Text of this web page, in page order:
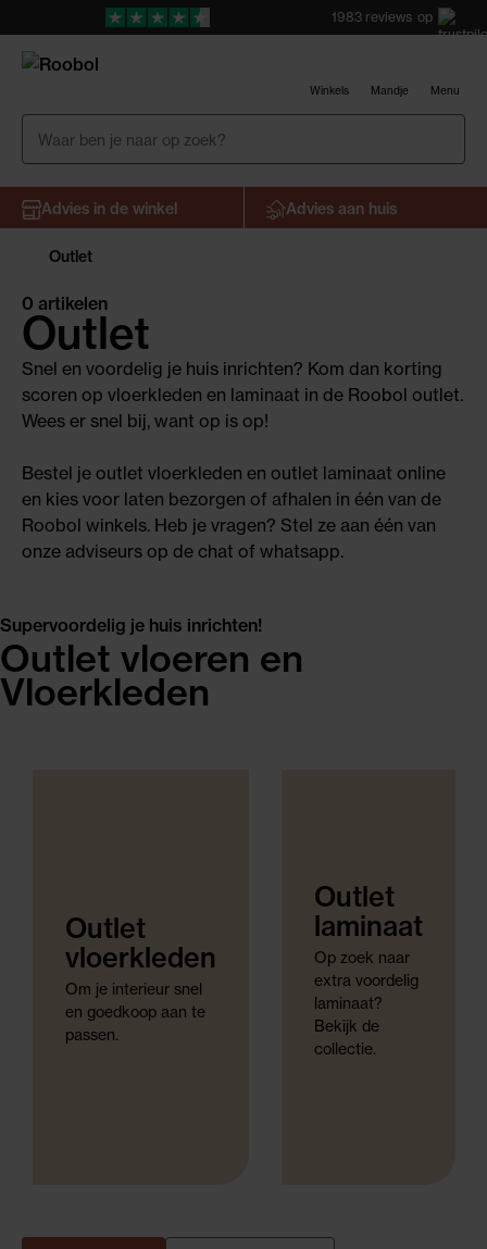
1983 reviews op
Winkels Mandje Menu
Advies in de winkel Advies aan huis
Outlet
Outlet
0 artikelen
Snel en voordelig je huis inrichten? Kom dan korting
scoren op vloerkleden en laminaat in de Roobol outlet.
Wees er snel bij, want op is op!
Bestel je outlet vloerkleden en outlet laminaat online
en kies voor laten bezorgen of afhalen in één van de
Roobol winkels. Heb je vragen? Stel ze aan één van
onze adviseurs op de chat of whatsapp.
Supervoordelig je huis inrichten!
Outlet vloeren en
Vloerkleden
Outlet
vloerkleden
Om je interieur snel
en goedkoop aan te
passen.
Outlet
laminaat
Op zoek naar
extra voordelig
laminaat?
Bekijk de
collectie.